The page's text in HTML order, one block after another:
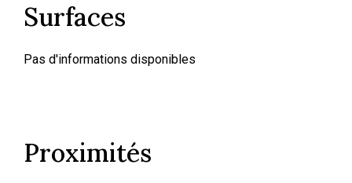
Surfaces
Pas d'informations disponibles
Proximités